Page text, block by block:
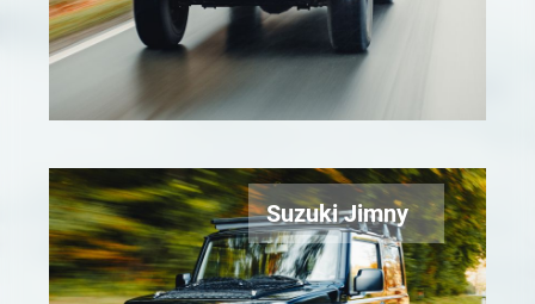
Suzuki Jimny